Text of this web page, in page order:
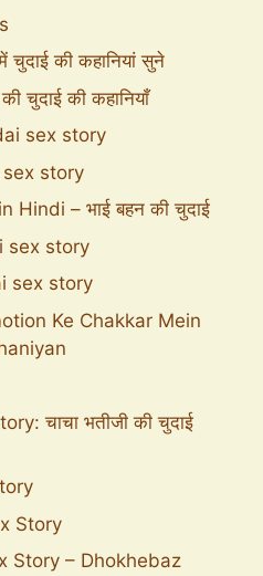
की कहानियां सुने
चुदाई की कहानियाँ
sex story
story
– भाई बहन की चुदाई
sex story
sex story
Ke Chakkar Mein
चाचा भतीजी की चुदाई
Story
Story – Dhokhebaz